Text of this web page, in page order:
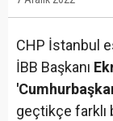
CHP İstanbul
İBB Başkanı
geçtikçe farklı